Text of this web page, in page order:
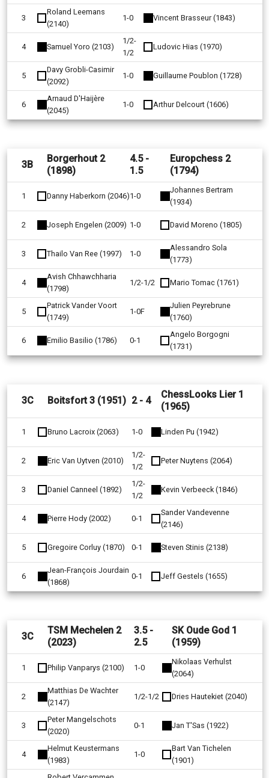
3
Roland Leemans
(2140)
1-0 Vincent Brasseur (1843)
4 Samuel Yoro (2103)
1/2-
1/2
Ludovic Hias (1970)
5
Davy Grobli-Casimir
(2092)
1-0 Guillaume Poublon (1728)
6
Arnaud D'Haijère
(2045)
1-0 Arthur Delcourt (1606)
3B
Borgerhout 2
(1898)
4.5 -
1.5
Europchess 2
(1794)
1 Danny Haberkorn (2046)1-0
Johannes Bertram
(1934)
2 Joseph Engelen (2009) 1-0 David Moreno (1805)
3 Thailo Van Ree (1997) 1-0
Alessandro Sola
(1773)
4
Avish Chhawchharia
(1798)
1/2-1/2 Mario Tomac (1761)
5
Patrick Vander Voort
(1749)
1-0F
Julien Peyrebrune
(1760)
6 Emilio Basilio (1786) 0-1
Angelo Borgogni
(1731)
3C Boitsfort 3 (1951) 2 - 4
ChessLooks Lier 1
(1965)
1 Bruno Lacroix (2063) 1-0 Linden Pu (1942)
2 Eric Van Uytven (2010)
1/2-
1/2
Peter Nuytens (2064)
3 Daniel Canneel (1892)
1/2-
1/2
Kevin Verbeeck (1846)
4 Pierre Hody (2002) 0-1
Sander Vandevenne
(2146)
5 Gregoire Corluy (1870) 0-1 Steven Stinis (2138)
6
Jean-François Jourdain
(1868)
0-1 Jeff Gestels (1655)
3C
TSM Mechelen 2
(2023)
3.5 -
2.5
SK Oude God 1
(1959)
1 Philip Vanparys (2100) 1-0
Nikolaas Verhulst
(2064)
2
Matthias De Wachter
(2147)
1/2-1/2 Dries Hautekiet (2040)
3
Peter Mangelschots
(2020)
0-1 Jan T'Sas (1922)
4
Helmut Keustermans
(1983)
1-0
Bart Van Tichelen
(1901)